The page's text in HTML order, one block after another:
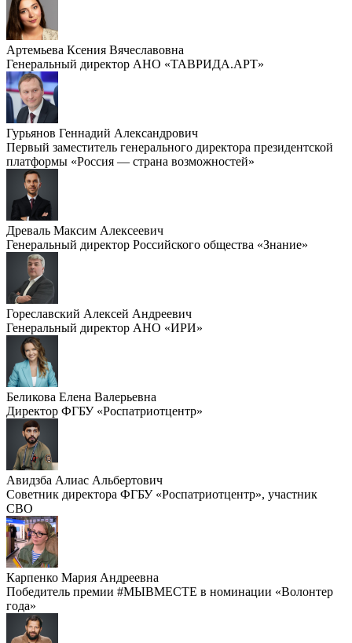
Артемьева Ксения Вячеславовна
Генеральный директор АНО «ТАВРИДА.АРТ»
Гурьянов Геннадий Александрович
Первый заместитель генерального директора президентской
платформы «Россия — страна возможностей»
Древаль Максим Алексеевич
Генеральный директор Российского общества «Знание»
Гореславский Алексей Андреевич
Генеральный директор АНО «ИРИ»
Беликова Елена Валерьевна
Директор ФГБУ «Роспатриотцентр»
Авидзба Алиас Альбертович
Советник директора ФГБУ «Роспатриотцентр», участник
СВО
Карпенко Мария Андреевна
Победитель премии #МЫВМЕСТЕ в номинации «Волонтер
года»